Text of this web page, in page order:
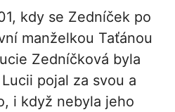
kdy se Zedníček po
manželkou Taťánou
Zedníčková byla
pojal za svou a
i když nebyla jeho